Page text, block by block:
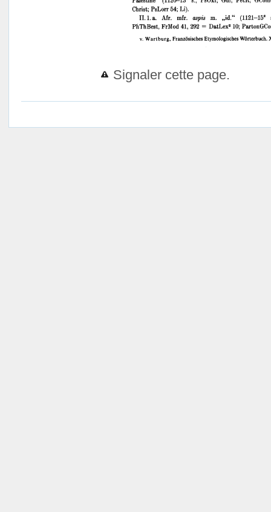
Signaler cette page.